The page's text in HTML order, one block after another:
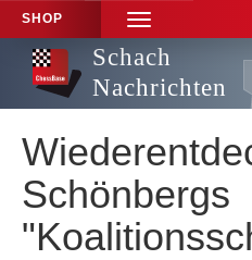
SHOP
TOGGLE
NAVIGATION
Schach
Nachrichten
Schönbergs